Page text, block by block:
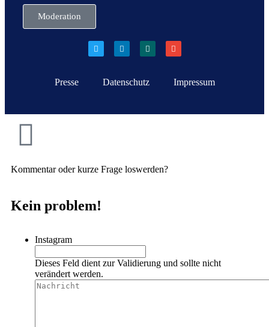
Moderation
Presse Datenschutz Impressum
Kommentar oder kurze Frage loswerden?
Kein problem!
Instagram
Dieses Feld dient zur Validierung und sollte nicht
verändert werden.